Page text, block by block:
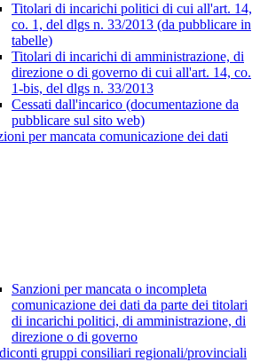
Titolari di incarichi politici di cui all'art. 14,
co. 1, del dlgs n. 33/2013 (da pubblicare in
tabelle)
Titolari di incarichi di amministrazione, di
direzione o di governo di cui all'art. 14, co.
1-bis, del dlgs n. 33/2013
Cessati dall'incarico (documentazione da
pubblicare sul sito web)
per mancata comunicazione dei dati
Sanzioni per mancata o incompleta
comunicazione dei dati da parte dei titolari
di incarichi politici, di amministrazione, di
direzione o di governo
gruppi consiliari regionali/provinciali